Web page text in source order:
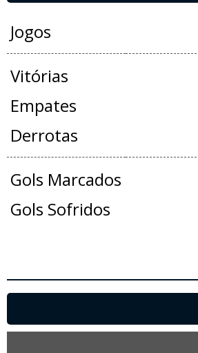
Jogos
Vitórias
Empates
Derrotas
Gols Marcados
Gols Sofridos